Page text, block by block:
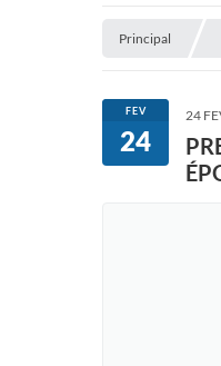
Principal
FEV
24
24